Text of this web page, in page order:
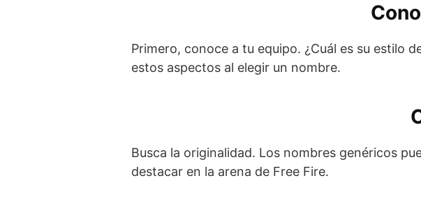
Primero, conoce a tu equipo. ¿Cuál es su estilo
estos aspectos al elegir un nombre.
Busca la originalidad. Los nombres genéricos
destacar en la arena de Free Fire.